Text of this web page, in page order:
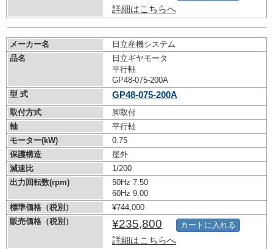
詳細はこちらへ
メーカー名
日立産機システム
品名
日立ギヤモータ
平行軸
GP48-075-200A
型 式
GP48-075-200A
取付方式
脚取付
軸
平行軸
モーター(kW)
0.75
保護構造
屋外
減速比
1/200
出力回転数(rpm)
50Hz 7.50
60Hz 9.00
標準価格（税別）
¥744,000
販売価格（税別）
¥235,800
詳細はこちらへ
カートに入れる